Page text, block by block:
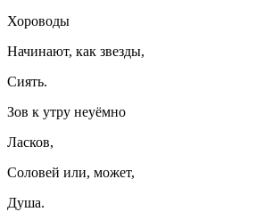
Хороводы
Начинают, как звезды,
Сиять.
Зов к утру неуёмно
Ласков,
Соловей или, может,
Душа.